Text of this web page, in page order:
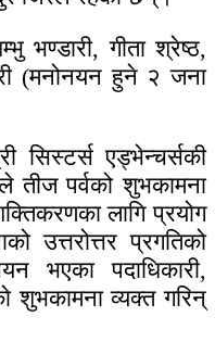
भण्डारी, गीता श्रेष्ठ,
(मनोनयन हुने २ जना
सिस्टर्स एड्भेन्चर्सकी
तीज पर्वको शुभकामना
लागि प्रयोग
उत्तरोत्तर प्रगतिको
भएका पदाधिकारी,
शुभकामना व्यक्त गरिन्